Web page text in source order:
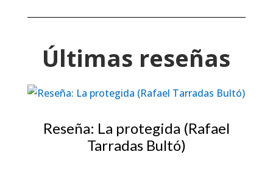
Últimas reseñas
Reseña: La protegida (Rafael
Tarradas Bultó)